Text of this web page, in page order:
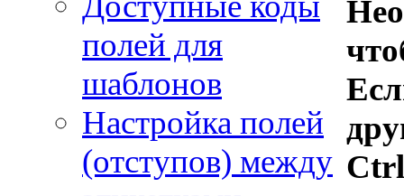
полей для
шаблонов
Настройка полей
(отступов) между Ctrl